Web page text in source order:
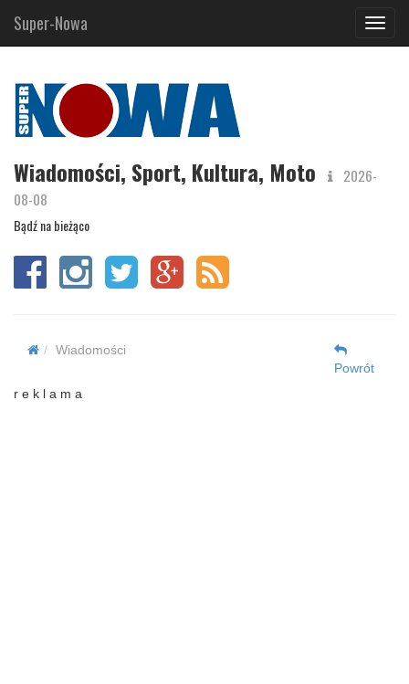
Super-Nowa
Wiadomości, Sport, Kultura, Moto
2026-
08-08
Bądź na bieżąco
Wiadomości
Powrót
r e k l a m a